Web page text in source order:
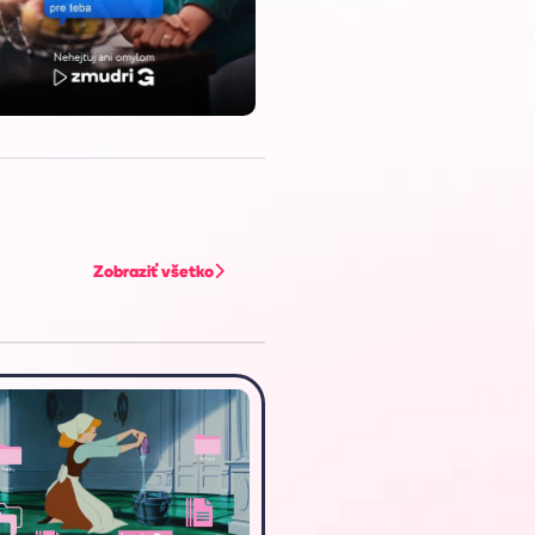
Zobraziť všetko